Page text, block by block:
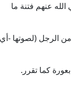
عنهم فتنة ما
في "أسنى المطالب" (3/ 110): [(الإصغاء) من الرجل (لصوتها -أي
كما تقرر.